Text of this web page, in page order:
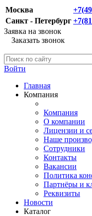
Москва
Санкт - Петербург
Заявка на звонок
Заказать звонок
Войти
Главная
Компания
Компания
О компании
Лицензии и
Наше
Сотрудники
Контакты
Вакансии
Политика
Партнёры и
Реквизиты
Новости
Каталог